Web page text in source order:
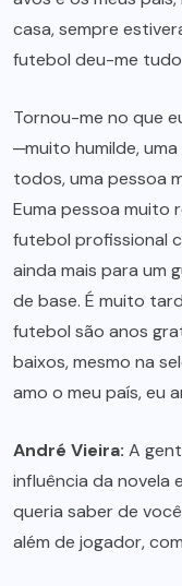
casa, sempre
futebol deu-me
Tornou-me no que
─muito humilde,
todos, uma pessoa
Euma pessoa muito
futebol profissional
ainda mais para um
de base. É muito
futebol são anos
baixos, mesmo na
amo o meu país, eu
André Vieira: A
influência da novela
queria saber de
além de jogador,